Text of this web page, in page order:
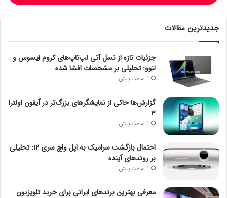
جدیدترین مقالات
جزئیات تازه از نسل آتی لپ‌تاپ‌های کروم ایسوس و
لنوو: تحلیلی بر مشخصات افشا شده
1 ساعت پیش
گزارش‌ها حاکی از نمایشگرهای بزرگ‌تر در آیفون اولترا
۳
1 ساعت پیش
احتمال بازگشت سرامیک به اپل واچ سری ۱۲: تحلیلی
بر روندهای آینده
1 ساعت پیش
معرفی بهترین برندهای ایرانی برای خرید تلویزیون